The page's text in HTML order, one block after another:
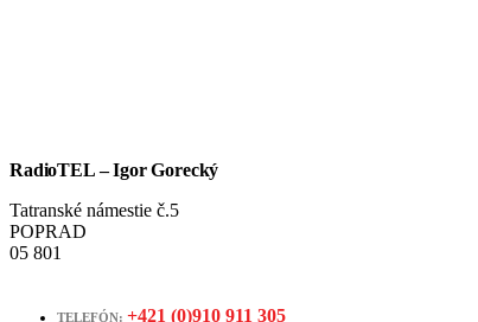
RadioTEL – Igor Gorecký
Tatranské námestie č.5
POPRAD
05 801
TELEFÓN: +421 (0)910 911 305